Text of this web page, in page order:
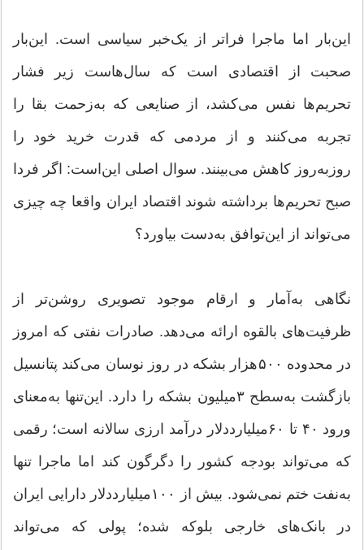
این‌بار اما ماجرا فراتر از یک‌خبر سیاسی است. این‌بار
صحبت از اقتصادی است که سال‌هاست زیر فشار
تحریم‌ها نفس می‌کشد، از صنایعی که به‌زحمت بقا را
تجربه می‌کنند و از مردمی که قدرت خرید خود را
روز‌به‌روز کاهش می‌بینند. سوال اصلی این‌است: اگر فردا
صبح تحریم‌ها برداشته شوند اقتصاد ایران واقعا چه چیزی
می‌تواند از این‌توافق به‌دست بیاورد؟
نگاهی به‌آمار و ارقام موجود تصویری روشن‌تر از
ظرفیت‌های بالقوه ارائه می‌دهد. صادرات نفتی که امروز
در محدوده ۵۰۰‌هزار بشکه در روز نوسان می‌کند پتانسیل
بازگشت به‌سطح ۳‌میلیون بشکه را دارد. این‌تنها به‌معنای
ورود ۴۰ تا ۶۰‌میلیارددلار درآمد ارزی سالانه است؛ رقمی
که می‌تواند بودجه کشور را دگرگون کند اما ماجرا تنها
به‌نفت ختم نمی‌شود. بیش از ۱۰۰‌میلیارددلار دارایی ایران
در بانک‌های خارجی بلوکه شده؛ پولی که می‌تواند